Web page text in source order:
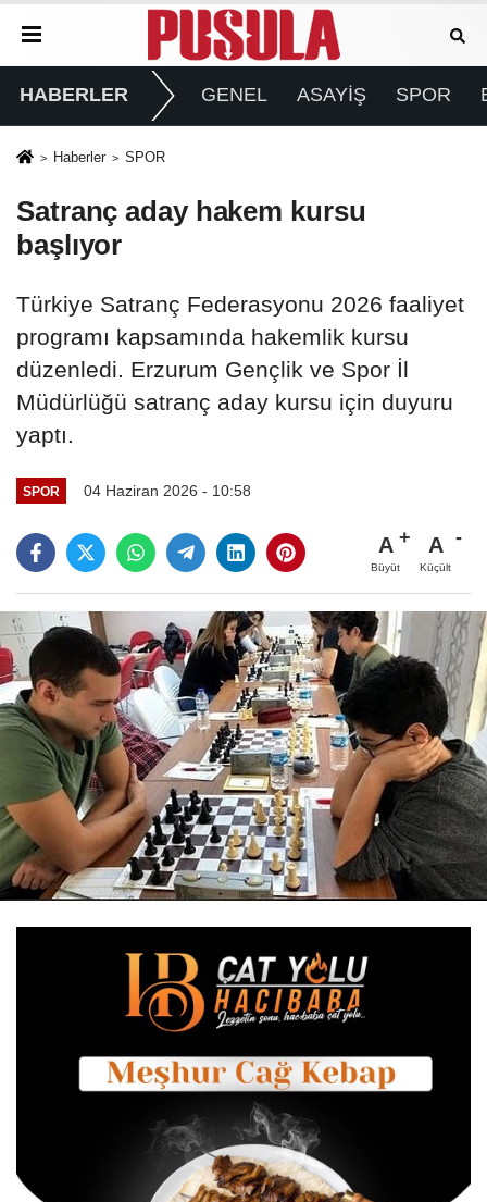
HABERLER GENEL ASAYİŞ SPOR
Haberler SPOR
Satranç aday hakem kursu
başlıyor
Türkiye Satranç Federasyonu 2026 faaliyet
programı kapsamında hakemlik kursu
düzenledi. Erzurum Gençlik ve Spor İl
Müdürlüğü satranç aday kursu için duyuru
yaptı.
SPOR 04 Haziran 2026 - 10:58
A
Büyüt
A
Küçült